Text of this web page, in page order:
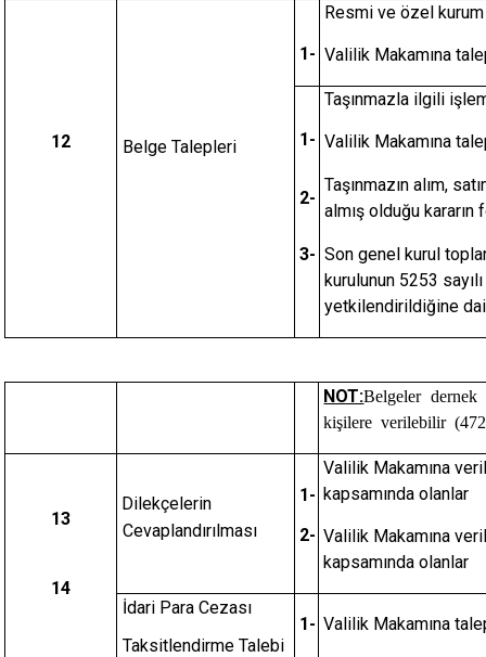
12 Belge Talepleri
1-
Resmi ve özel
Valilik Makamına
1-
Taşınmazla ilgili
Valilik Makamına
2-
Taşınmazın alım,
almış olduğu
3- Son genel kurul
kurulunun 5253
yetkilendirildiğine
NOT:Belgeler
kişilere verilebilir
13
14
Dilekçelerin
Cevaplandırılması
1-
2-
Valilik Makamına
kapsamında olanlar
Valilik Makamına
kapsamında olanlar
İdari Para Cezası
Taksitlendirme Talebi
1- Valilik Makamına